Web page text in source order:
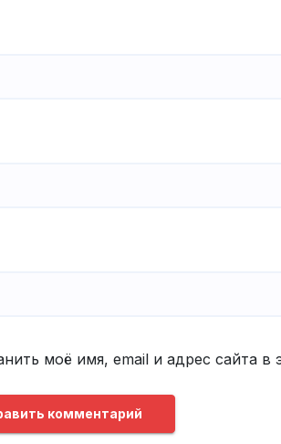
моё имя, email и адрес сайта